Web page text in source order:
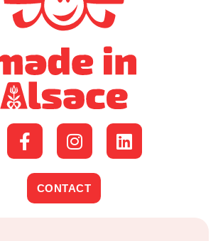
CONTACT